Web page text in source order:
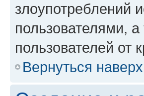
злоупотреблений
пользователями,
пользователей от
Вернуться наверх